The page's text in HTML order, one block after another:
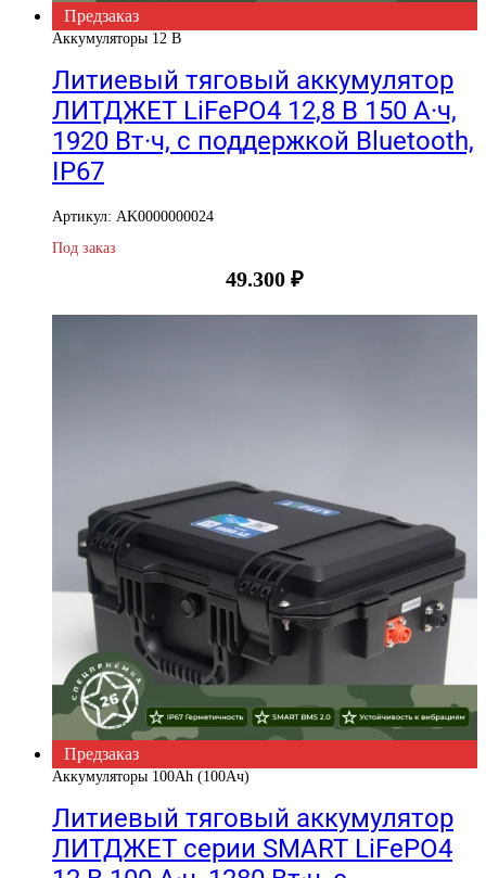
Предзаказ
Аккумуляторы 12 В
Литиевый тяговый аккумулятор
ЛИТДЖЕТ LiFePO4 12,8 В 150 А·ч,
1920 Вт·ч, с поддержкой Bluetooth,
IP67
Артикул: AK0000000024
Под заказ
49.300 ₽
Предзаказ
Аккумуляторы 100Ah (100Ач)
Литиевый тяговый аккумулятор
ЛИТДЖЕТ серии SMART LiFePO4